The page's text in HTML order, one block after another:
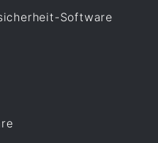
Software